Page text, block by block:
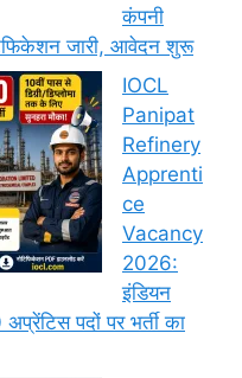
कंपनी
जारी, आवेदन शुरू
IOCL
Panipat
Refinery
Apprenti
ce
Vacancy
2026:
इंडियन
पदों पर भर्ती का